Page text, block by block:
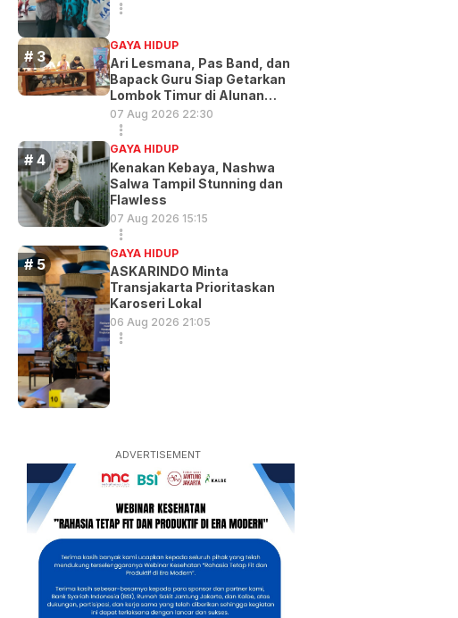
GAYA HIDUP
Ari Lesmana, Pas Band, dan
Bapack Guru Siap Getarkan
Lombok Timur di Alunan
Music Exp
07 Aug 2026 22:30
GAYA HIDUP
Kenakan Kebaya, Nashwa
Salwa Tampil Stunning dan
Flawless
07 Aug 2026 15:15
GAYA HIDUP
ASKARINDO Minta
Transjakarta Prioritaskan
Karoseri Lokal
06 Aug 2026 21:05
ADVERTISEMENT